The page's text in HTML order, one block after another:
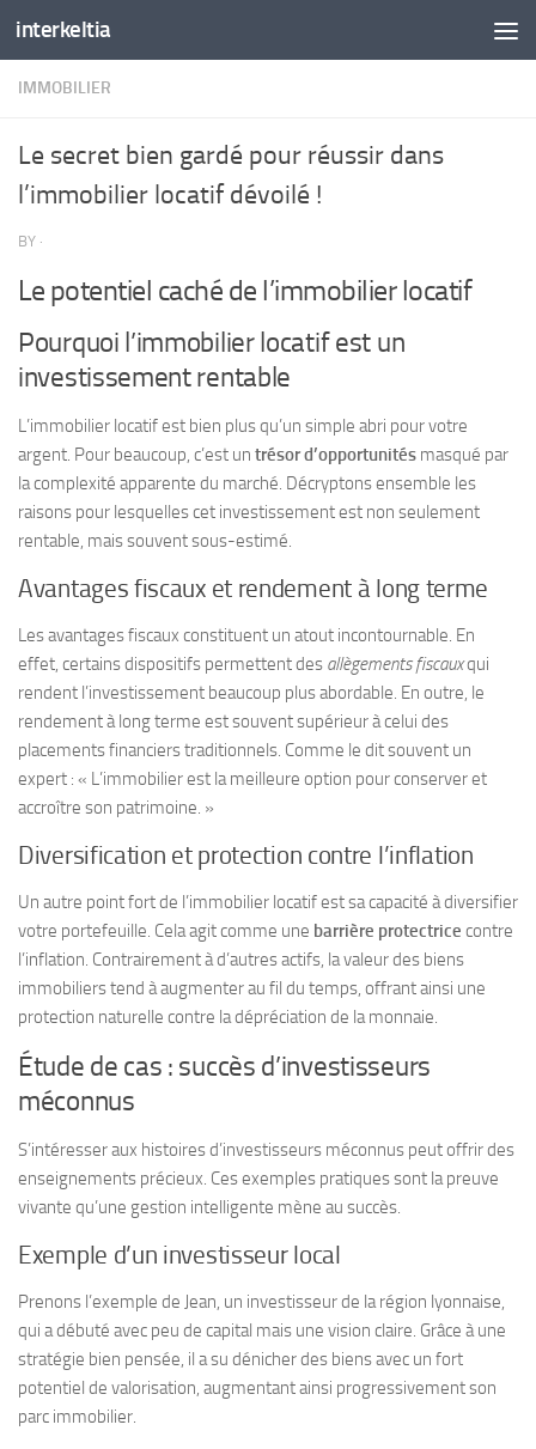
Skip to content
interkeltia
IMMOBILIER
Le secret bien gardé pour réussir dans
l’immobilier locatif dévoilé !
BY ·
Le potentiel caché de l’immobilier locatif
Pourquoi l’immobilier locatif est un
investissement rentable
L’immobilier locatif est bien plus qu’un simple abri pour votre
argent. Pour beaucoup, c’est un trésor d’opportunités masqué par
la complexité apparente du marché. Décryptons ensemble les
raisons pour lesquelles cet investissement est non seulement
rentable, mais souvent sous-estimé.
Avantages fiscaux et rendement à long terme
Les avantages fiscaux constituent un atout incontournable. En
effet, certains dispositifs permettent des allègements fiscauxqui
rendent l’investissement beaucoup plus abordable. En outre, le
rendement à long terme est souvent supérieur à celui des
placements financiers traditionnels. Comme le dit souvent un
expert : « L’immobilier est la meilleure option pour conserver et
accroître son patrimoine. »
Diversification et protection contre l’inflation
Un autre point fort de l’immobilier locatif est sa capacité à diversifier
votre portefeuille. Cela agit comme une barrière protectrice contre
l’inflation. Contrairement à d’autres actifs, la valeur des biens
immobiliers tend à augmenter au fil du temps, offrant ainsi une
protection naturelle contre la dépréciation de la monnaie.
Étude de cas : succès d’investisseurs
méconnus
S’intéresser aux histoires d’investisseurs méconnus peut offrir des
enseignements précieux. Ces exemples pratiques sont la preuve
vivante qu’une gestion intelligente mène au succès.
Exemple d’un investisseur local
Prenons l’exemple de Jean, un investisseur de la région lyonnaise,
qui a débuté avec peu de capital mais une vision claire. Grâce à une
stratégie bien pensée, il a su dénicher des biens avec un fort
potentiel de valorisation, augmentant ainsi progressivement son
parc immobilier.